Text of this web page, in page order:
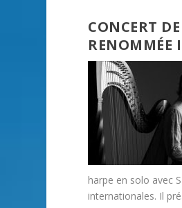
CONCERT
RENOMMÉE
harpe en solo avec
internationales. Il